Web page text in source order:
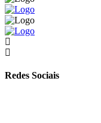
Redes Sociais